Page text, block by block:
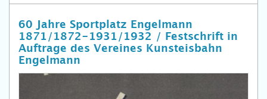
60 Jahre Sportplatz Engelmann
1871/1872-1931/1932 / Festschrift in
Auftrage des Vereines Kunsteisbahn
Engelmann